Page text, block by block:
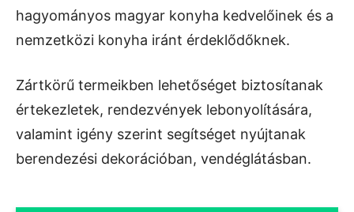
hagyományos magyar konyha kedvelőinek és a
nemzetközi konyha iránt érdeklődőknek.
Zártkörű termeikben lehetőséget biztosítanak
értekezletek, rendezvények lebonyolítására,
valamint igény szerint segítséget nyújtanak
berendezési dekorációban, vendéglátásban.